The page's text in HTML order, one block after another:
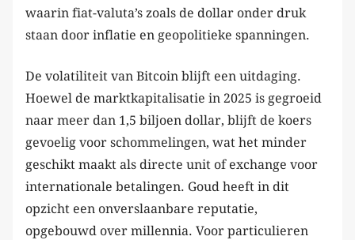
waarin fiat-valuta’s zoals de dollar onder druk
staan door inflatie en geopolitieke spanningen.
De volatiliteit van Bitcoin blijft een uitdaging.
Hoewel de marktkapitalisatie in 2025 is gegroeid
naar meer dan 1,5 biljoen dollar, blijft de koers
gevoelig voor schommelingen, wat het minder
geschikt maakt als directe unit of exchange voor
internationale betalingen. Goud heeft in dit
opzicht een onverslaanbare reputatie,
opgebouwd over millennia. Voor particulieren